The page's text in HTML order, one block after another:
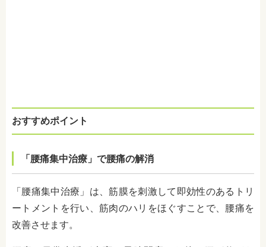
おすすめポイント
「腰痛集中治療」で腰痛の解消
「腰痛集中治療」は、筋膜を刺激して即効性のあるトリ
ートメントを行い、筋肉のハリをほぐすことで、腰痛を
改善させます。